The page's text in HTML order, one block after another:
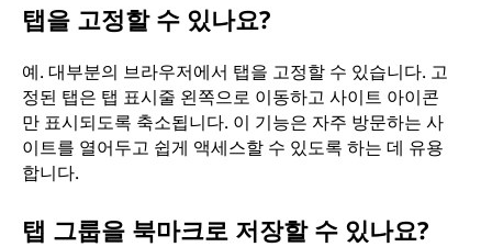
탭을 고정할 수 있나요?
예. 대부분의 브라우저에서 탭을 고정할 수 있습니다. 고
정된 탭은 탭 표시줄 왼쪽으로 이동하고 사이트 아이콘
만 표시되도록 축소됩니다. 이 기능은 자주 방문하는 사
이트를 열어두고 쉽게 액세스할 수 있도록 하는 데 유용
합니다.
탭 그룹을 북마크로 저장할 수 있나요?